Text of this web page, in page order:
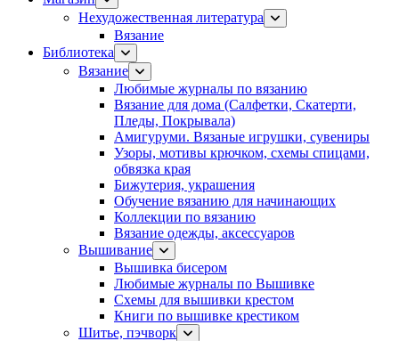
Нехудожественная литература
Вязание
Библиотека
Вязание
Любимые журналы по вязанию
Вязание для дома (Салфетки, Скатерти,
Пледы, Покрывала)
Амигуруми. Вязаные игрушки, сувениры
Узоры, мотивы крючком, схемы спицами,
обвязка края
Бижутерия, украшения
Обучение вязанию для начинающих
Коллекции по вязанию
Вязание одежды, аксессуаров
Вышивание
Вышивка бисером
Любимые журналы по Вышивке
Схемы для вышивки крестом
Книги по вышивке крестиком
Шитье, пэчворк